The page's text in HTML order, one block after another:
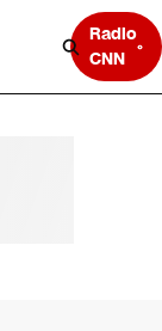
Radio
CNN